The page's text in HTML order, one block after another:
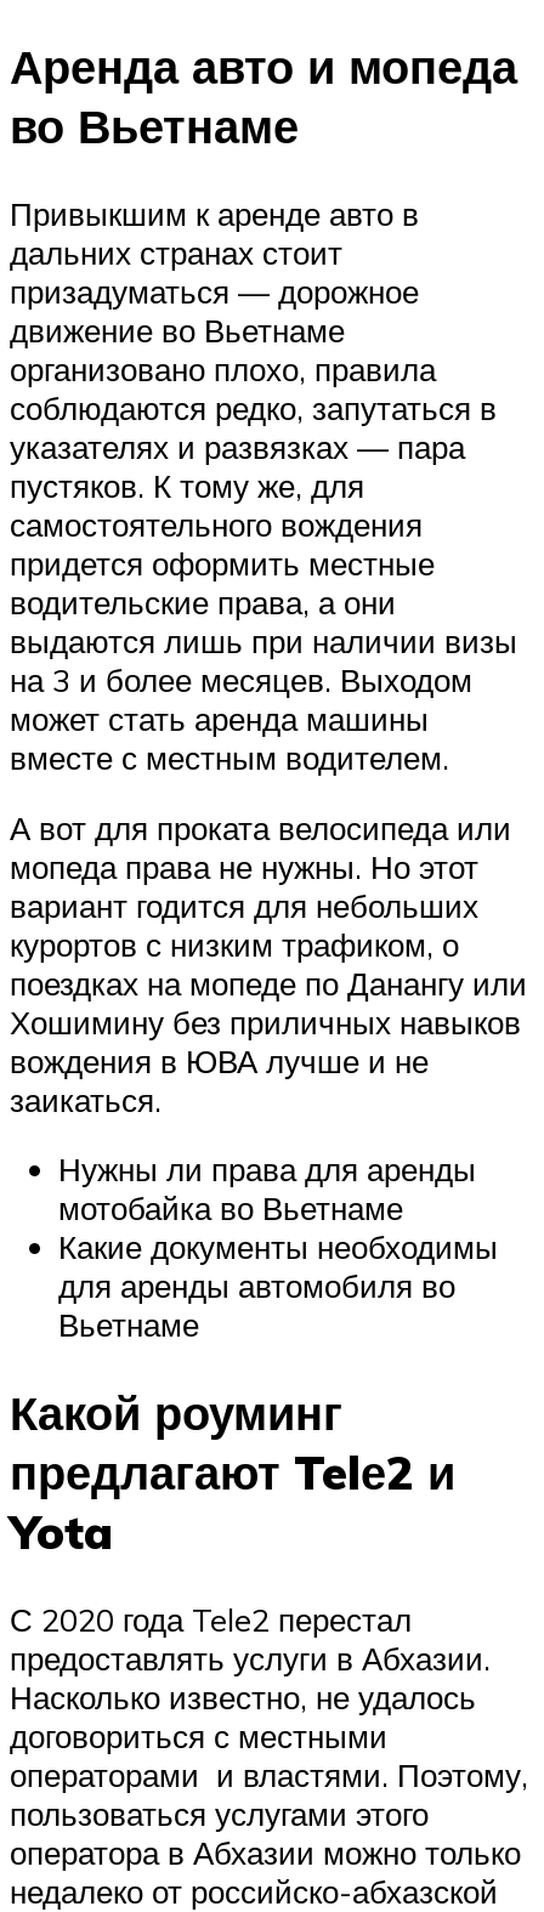
Аренда авто и мопеда
во Вьетнаме
Привыкшим к аренде авто в
дальних странах стоит
призадуматься — дорожное
движение во Вьетнаме
организовано плохо, правила
соблюдаются редко, запутаться в
указателях и развязках — пара
пустяков. К тому же, для
самостоятельного вождения
придется оформить местные
водительские права, а они
выдаются лишь при наличии визы
на 3 и более месяцев. Выходом
может стать аренда машины
вместе с местным водителем.
А вот для проката велосипеда или
мопеда права не нужны. Но этот
вариант годится для небольших
курортов с низким трафиком, о
поездках на мопеде по Данангу или
Хошимину без приличных навыков
вождения в ЮВА лучше и не
заикаться.
Нужны ли права для аренды
мотобайка во Вьетнаме
Какие документы необходимы
для аренды автомобиля во
Вьетнаме
Какой роуминг
предлагают Telе2 и
Yota
С 2020 года Tele2 перестал
предоставлять услуги в Абхазии.
Насколько известно, не удалось
договориться с местными
операторами и властями. Поэтому,
пользоваться услугами этого
оператора в Абхазии можно только
недалеко от российско-абхазской